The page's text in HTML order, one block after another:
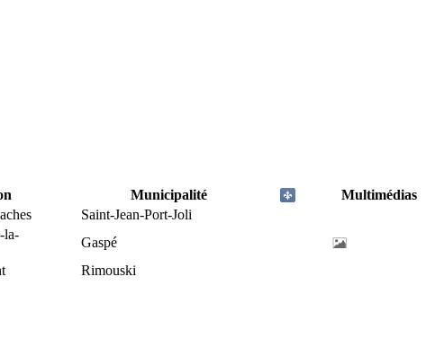
Municipalité
Multimédias
Saint-Jean-Port-Joli
la-
Gaspé
Rimouski